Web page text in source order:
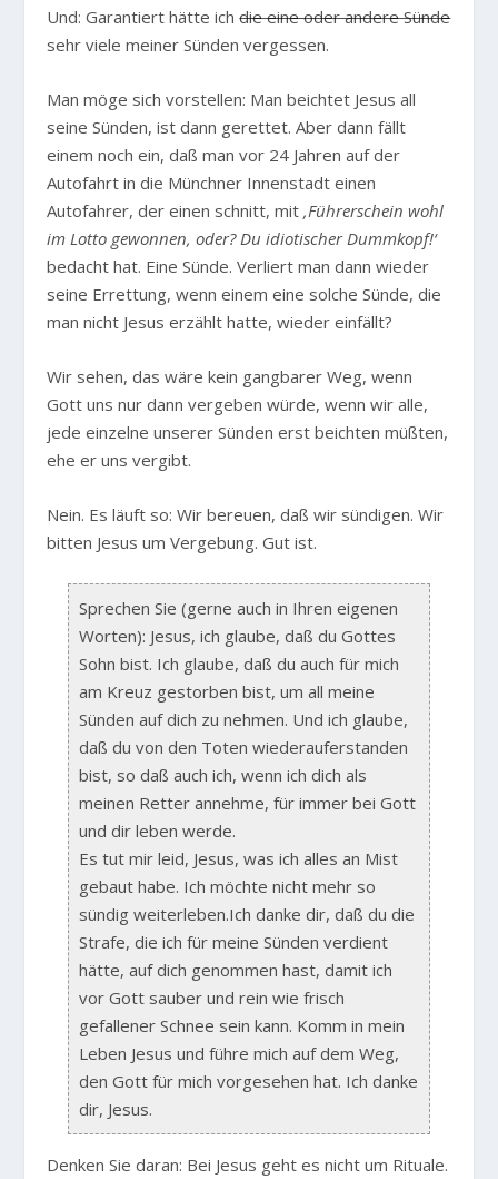
Und: Garantiert hätte ichdie eine oder andere Sünde
sehr viele meiner Sünden vergessen.
Man möge sich vorstellen: Man beichtet Jesus all
seine Sünden, ist dann gerettet. Aber dann fällt
einem noch ein, daß man vor 24 Jahren auf der
Autofahrt in die Münchner Innenstadt einen
Autofahrer, der einen schnitt, mit‚Führerschein wohl
im Lotto gewonnen, oder? Du idiotischer Dummkopf!‘
bedacht hat. Eine Sünde. Verliert man dann wieder
seine Errettung, wenn einem eine solche Sünde, die
man nicht Jesus erzählt hatte, wieder einfällt?
Wir sehen, das wäre kein gangbarer Weg, wenn
Gott uns nur dann vergeben würde, wenn wir alle,
jede einzelne unserer Sünden erst beichten müßten,
ehe er uns vergibt.
Nein. Es läuft so: Wir bereuen, daß wir sündigen. Wir
bitten Jesus um Vergebung. Gut ist.
Sprechen Sie (gerne auch in Ihren eigenen
Worten): Jesus, ich glaube, daß du Gottes
Sohn bist. Ich glaube, daß du auch für mich
am Kreuz gestorben bist, um all meine
Sünden auf dich zu nehmen. Und ich glaube,
daß du von den Toten wiederauferstanden
bist, so daß auch ich, wenn ich dich als
meinen Retter annehme, für immer bei Gott
und dir leben werde.
Es tut mir leid, Jesus, was ich alles an Mist
gebaut habe. Ich möchte nicht mehr so
sündig weiterleben.Ich danke dir, daß du die
Strafe, die ich für meine Sünden verdient
hätte, auf dich genommen hast, damit ich
vor Gott sauber und rein wie frisch
gefallener Schnee sein kann. Komm in mein
Leben Jesus und führe mich auf dem Weg,
den Gott für mich vorgesehen hat. Ich danke
dir, Jesus.
Denken Sie daran: Bei Jesus geht es nicht um Rituale.